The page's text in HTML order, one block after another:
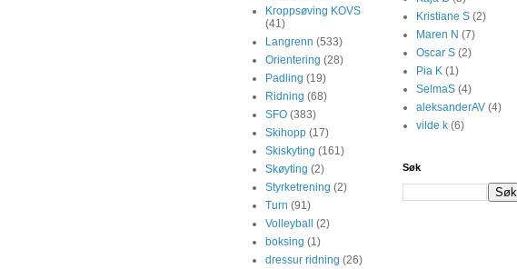
Kroppsøving KOVS
(41)
Langrenn (533)
Orientering (28)
Padling (19)
Ridning (68)
SFO (383)
Skihopp (17)
Skiskyting (161)
Skøyting (2)
Styrketrening (2)
Turn (91)
Volleyball
(2)
boksing (1)
dressur ridning (26)
Kristiane S (2)
Maren N (7)
Oscar S (2)
Pia K (1)
SelmaS (4)
aleksanderAV (4)
vilde k (6)
Søk